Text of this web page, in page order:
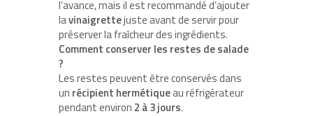
l’avance, mais il est recommandé d’ajouter
lavinaigrettejuste avant de servir pour
préserver la fraîcheur des ingrédients.
Comment conserver les restes de salade
?
Les restes peuvent être conservés dans
un récipient hermétiqueau réfrigérateur
pendant environ 2 à 3 jours.